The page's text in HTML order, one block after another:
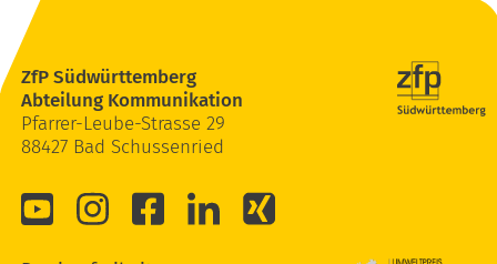
ZfP Südwürttemberg
Abteilung Kommunikation
Pfarrer-Leube-Strasse 29
88427 Bad Schussenried